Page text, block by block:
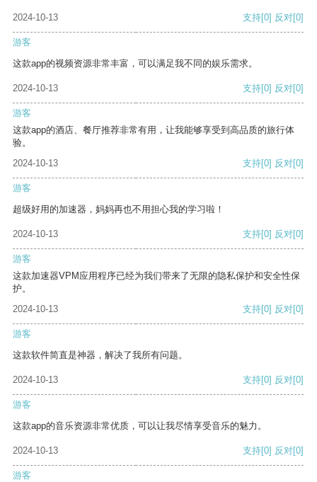
2024-10-13 支持[0] 反对[0]
游客
这款app的视频资源非常丰富，可以满足我不同的娱乐需求。
2024-10-13 支持[0] 反对[0]
游客
这款app的酒店、餐厅推荐非常有用，让我能够享受到高品质的旅行体
验。
2024-10-13
支持[0] 反对[0]
游客
超级好用的加速器，妈妈再也不用担心我的学习啦！
2024-10-13 支持[0] 反对[0]
游客
这款加速器VPM应用程序已经为我们带来了无限的隐私保护和安全性保
护。
2024-10-13
支持[0] 反对[0]
游客
这款软件简直是神器，解决了我所有问题。
2024-10-13 支持[0] 反对[0]
游客
这款app的音乐资源非常优质，可以让我尽情享受音乐的魅力。
2024-10-13 支持[0] 反对[0]
游客